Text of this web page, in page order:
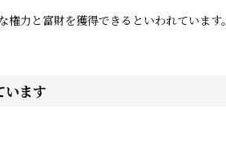
力と富財を獲得できるといわれています。
います